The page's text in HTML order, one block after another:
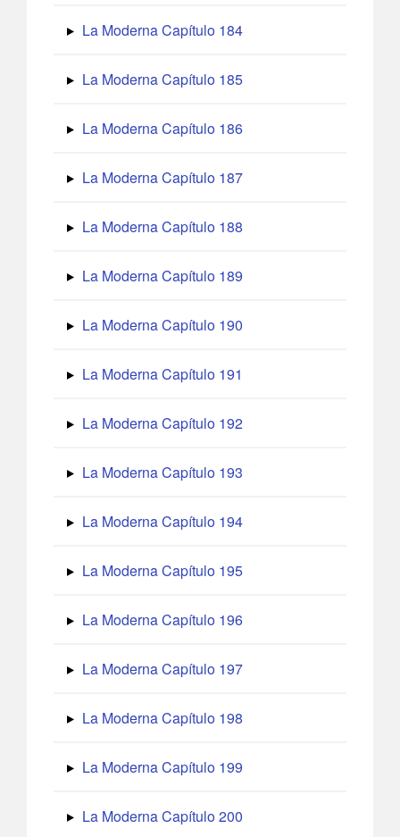
La Moderna Capítulo 184
La Moderna Capítulo 185
La Moderna Capítulo 186
La Moderna Capítulo 187
La Moderna Capítulo 188
La Moderna Capítulo 189
La Moderna Capítulo 190
La Moderna Capítulo 191
La Moderna Capítulo 192
La Moderna Capítulo 193
La Moderna Capítulo 194
La Moderna Capítulo 195
La Moderna Capítulo 196
La Moderna Capítulo 197
La Moderna Capítulo 198
La Moderna Capítulo 199
La Moderna Capítulo 200